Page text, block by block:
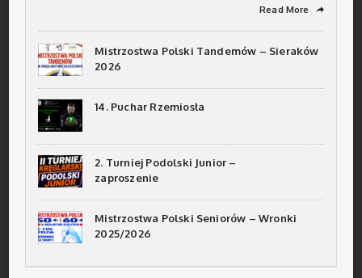
Read More ➦
Mistrzostwa Polski Tandemów – Sieraków
2026
14. Puchar Rzemiosła
2. Turniej Podolski Junior –
zaproszenie
Mistrzostwa Polski Seniorów – Wronki
2025/2026